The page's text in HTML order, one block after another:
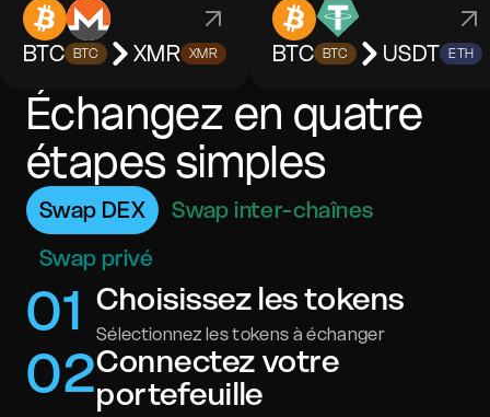
BTC BTC XMR XMR BTC BTC USDT ETH
Échangez en quatre
étapes simples
Swap DEX
Swap inter-chaînes
Swap privé
01 Choisissez les tokens
Sélectionnez les tokens à échanger
02Connectez votre
portefeuille